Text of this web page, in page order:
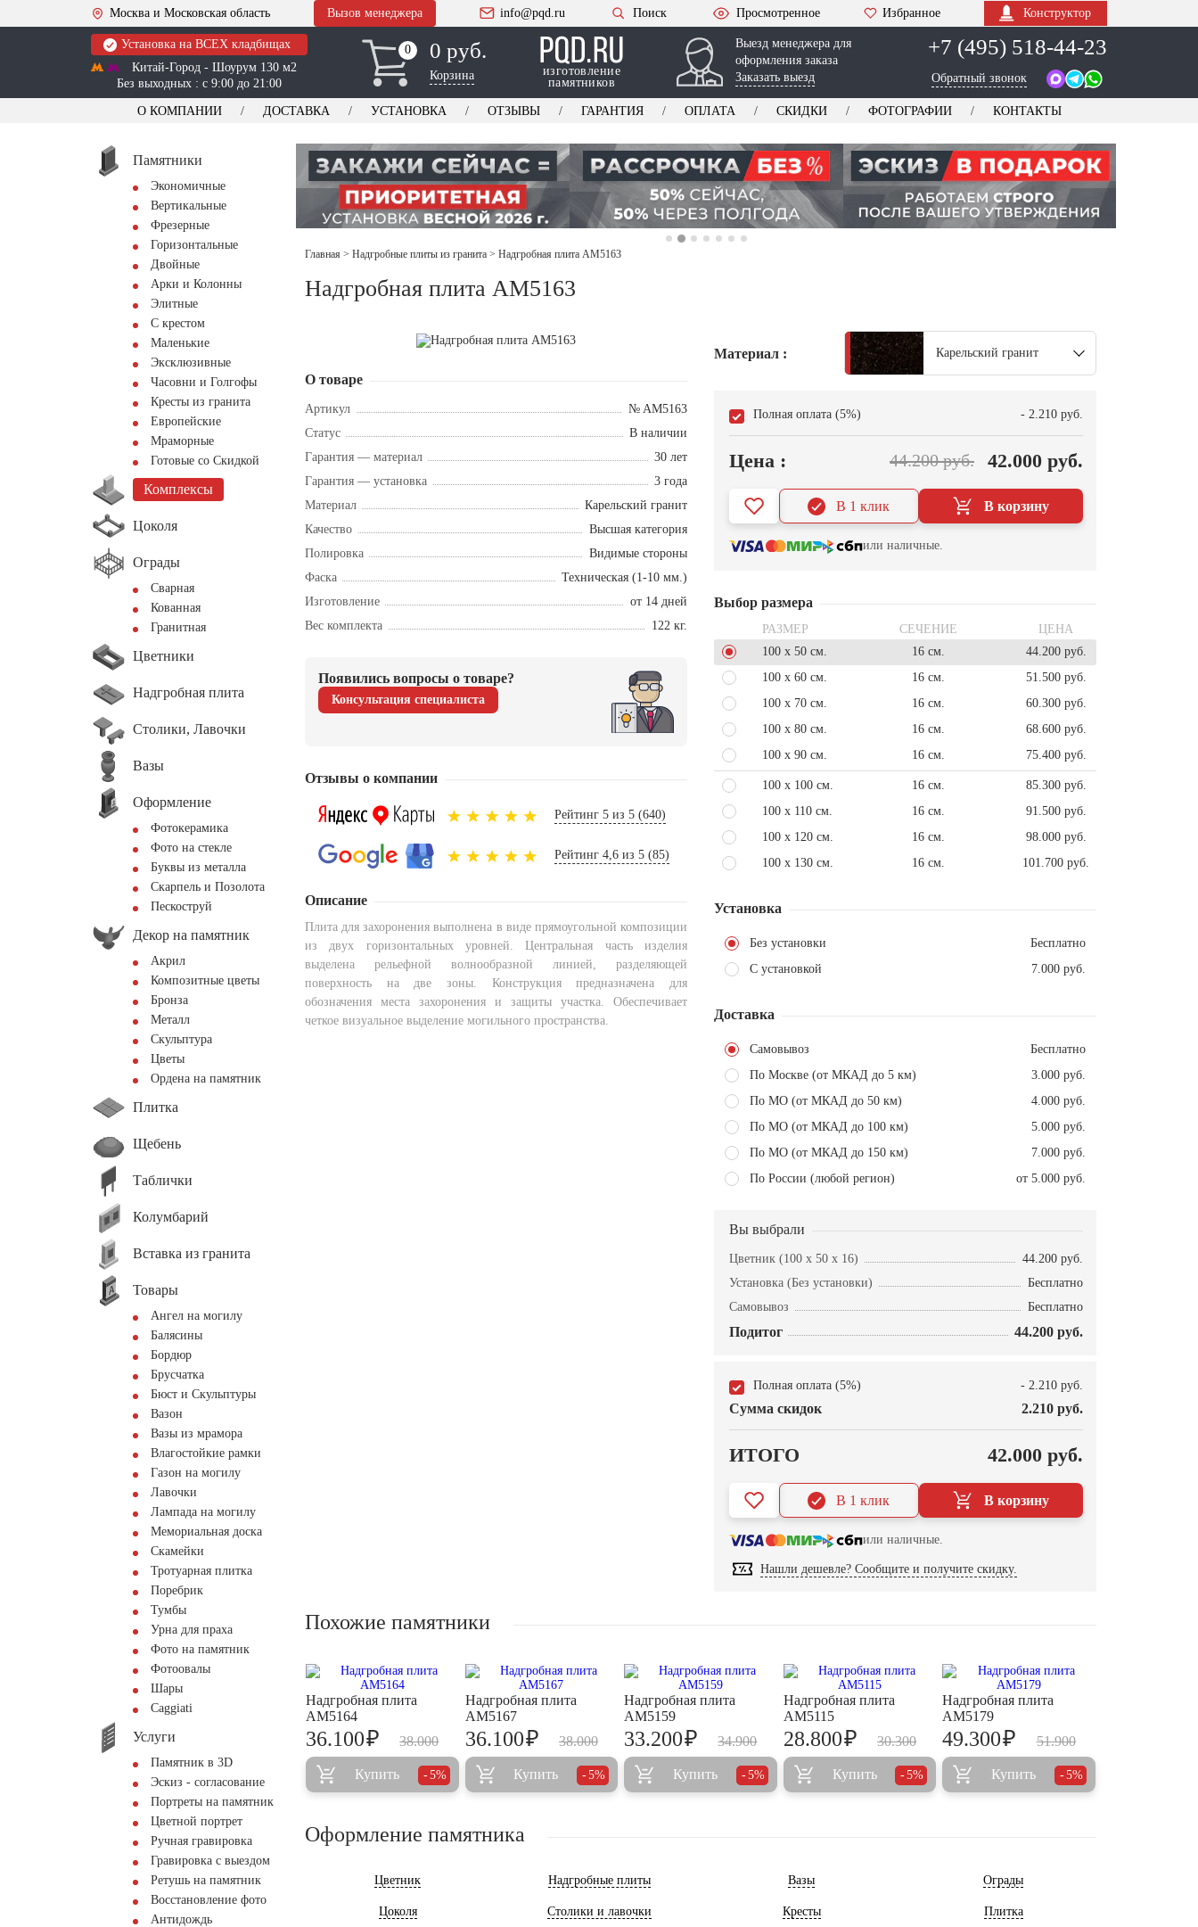
Москва и Московская область Вызов менеджера info@pqd.ru Поиск Просмотренное Избранное Конструктор
Установка на ВСЕХ кладбищах
Китай-Город - Шоурум 130 м2
Без выходных : с 9:00 до 21:00
0
0 0 руб.
Корзина
изготовление
памятников
Выезд менеджера для
оформления заказа
Заказать выезд
+7 (495) 518-44-23
Обратный звонок
О КОМПАНИИ ДОСТАВКА УСТАНОВКА ОТЗЫВЫ ГАРАНТИЯ ОПЛАТА СКИДКИ ФОТОГРАФИИ КОНТАКТЫ
Памятники
Экономичные
Вертикальные
Фрезерные
Горизонтальные
Двойные
Арки и Колонны
Элитные
С крестом
Маленькие
Эксклюзивные
Часовни и Голгофы
Кресты из гранита
Европейские
Мраморные
Готовые со Скидкой
Комплексы
Цоколя
Ограды
Сварная
Кованная
Гранитная
Цветники
Надгробная плита
Столики, Лавочки
Вазы
Оформление
Фотокерамика
Фото на стекле
Буквы из металла
Скарпель и Позолота
Пескоструй
Декор на памятник
Акрил
Композитные цветы
Бронза
Металл
Скульптура
Цветы
Ордена на памятник
Плитка
Щебень
Таблички
Колумбарий
Вставка из гранита
Товары
Ангел на могилу
Балясины
Бордюр
Брусчатка
Бюст и Скульптуры
Вазон
Вазы из мрамора
Влагостойкие рамки
Газон на могилу
Лавочки
Лампада на могилу
Мемориальная доска
Скамейки
Тротуарная плитка
Поребрик
Тумбы
Урна для праха
Фото на памятник
Фотоовалы
Шары
Сaggiati
Услуги
Памятник в 3D
Эскиз - согласование
Портреты на памятник
Цветной портрет
Ручная гравировка
Гравировка с выездом
Ретушь на памятник
Восстановление фото
Антидождь
Главная > Надгробные плиты из гранита > Надгробная плита AM5163
Надгробная плита AM5163
О товаре
Артикул
№ AM5163
Статус
В наличии
Гарантия — материал
30 лет
Гарантия — установка
3 года
Материал
Карельский гранит
Качество
Высшая категория
Полировка
Видимые стороны
Фаска
Техническая (1-10 мм.)
Изготовление
от 14 дней
Вес комплекта
122 кг.
Появились вопросы о товаре?
Консультация специалиста
Отзывы о компании
Рейтинг 5 из 5 (640)
Рейтинг 4,6 из 5 (85)
Описание
Плита для захоронения выполнена в виде прямоугольной композиции
из двух горизонтальных уровней. Центральная часть изделия
выделена рельефной волнообразной линией, разделяющей
поверхность на две зоны. Конструкция предназначена для
обозначения места захоронения и защиты участка. Обеспечивает
четкое визуальное выделение могильного пространства.
Материал : Карельский гранит
Полная оплата (5%) - 2.210 руб.
Цена : 44.200 руб. 42.000 руб.
В корзину
В 1 клик
или наличные.
Выбор размера
РАЗМЕР СЕЧЕНИЕ
ЦЕНА
100 x 50 см.
16 см.
44.200 руб.
100 x 60 см.
16 см.
51.500 руб.
100 x 70 см.
16 см.
60.300 руб.
100 x 80 см.
16 см.
68.600 руб.
100 x 90 см.
16 см. 75.400 руб.
100 x 100 см. 16 см.
85.300 руб.
100 x 110 см.
16 см.
91.500 руб.
100 x 120 см.
16 см.
98.000 руб.
100 x 130 см.
16 см. 101.700 руб.
Установка
Без установки
Бесплатно
С установкой
7.000 руб.
Доставка
Самовывоз
Бесплатно
По Москве (от МКАД до 5 км)
3.000 руб.
По МО (от МКАД до 50 км)
4.000 руб.
По МО (от МКАД до 100 км)
5.000 руб.
По МО (от МКАД до 150 км)
7.000 руб.
По России (любой регион)
от 5.000 руб.
Вы выбрали
Цветник (100 x 50 x 16)
44.200 руб.
Установка (Без установки)
Бесплатно
Самовывоз
Бесплатно
Подитог 44.200 руб.
Полная оплата (5%) - 2.210 руб.
Сумма скидок 2.210 руб.
ИТОГО 42.000 руб.
В корзину
В 1 клик
или наличные.
Нашли дешевле? Сообщите и получите скидку.
Похожие памятники
Надгробная плита
AM5164
38.000
36.100₽
Купить 5%
Надгробная плита
AM5167
38.000
36.100₽
Купить 5%
Надгробная плита
AM5159
34.900
33.200₽
Купить 5%
Надгробная плита
AM5115
30.300
28.800₽
Купить 5%
Надгробная плита
AM5179
51.900
49.300₽
Купить 5%
Оформление памятника
Цветник Надгробные плиты Вазы Ограды
Цоколя Столики и лавочки Кресты Плитка